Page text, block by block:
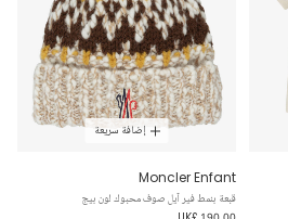
إضافة سريعة
Moncler Enfant
قبعة بنمط فير آيل صوف محبوك لون بيج